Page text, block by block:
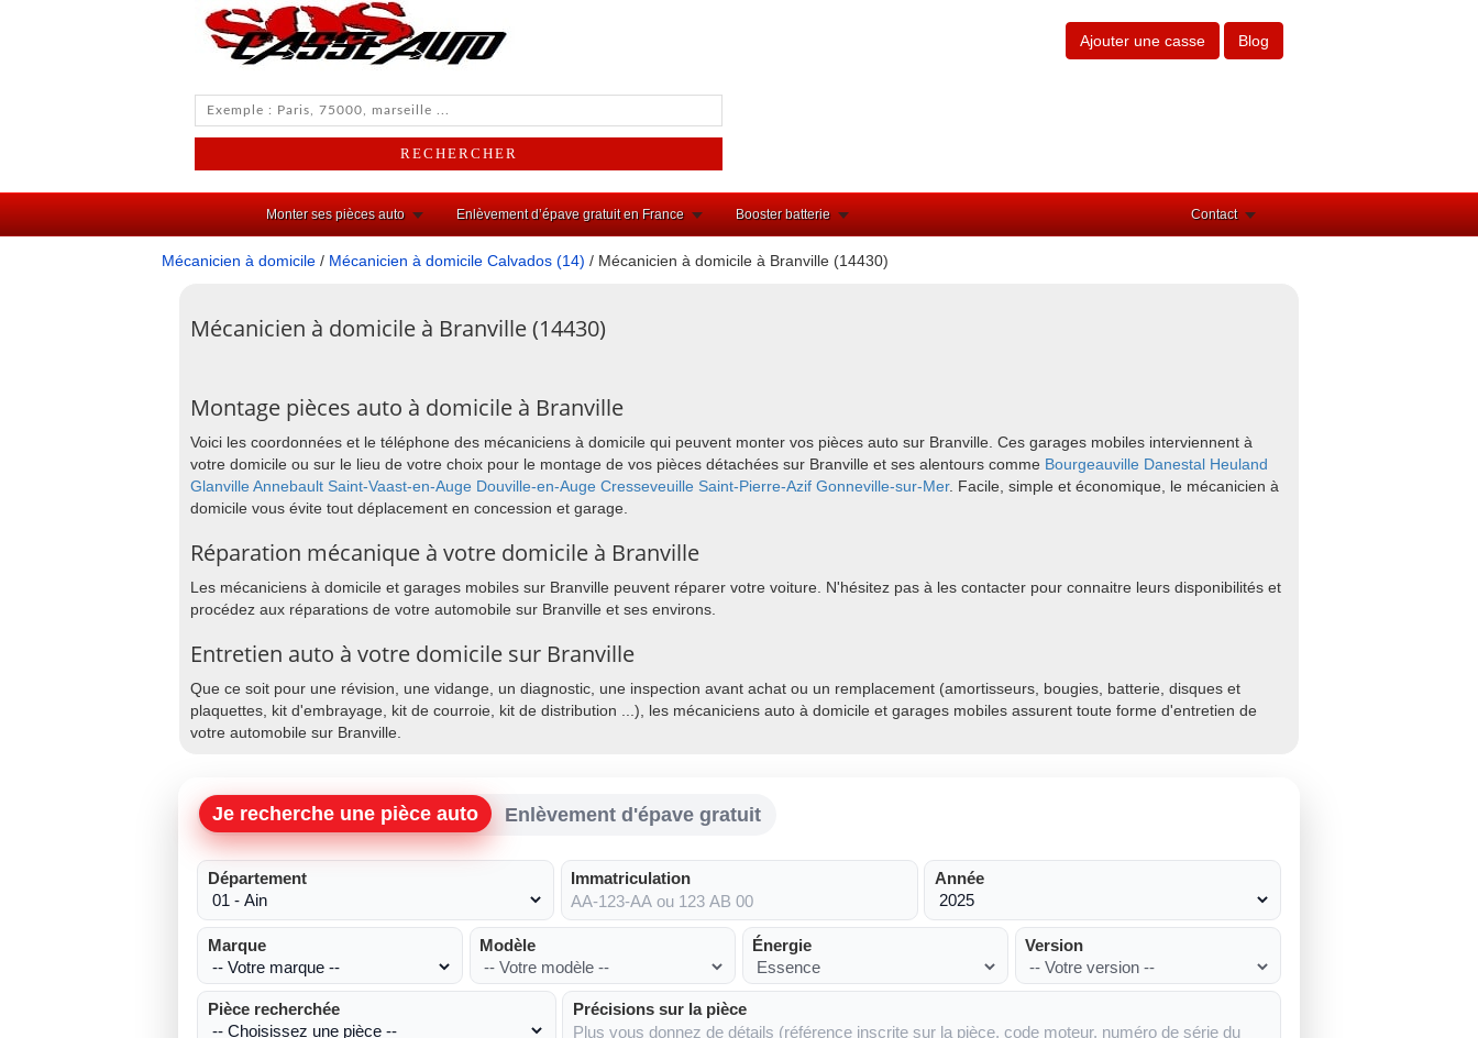
Ajouter une casse Blog
Monter ses pièces auto Enlèvement d’épave gratuit en France Booster batterie Contact
Mécanicien à domicile / Mécanicien à domicile Calvados (14) / Mécanicien à domicile à Branville (14430)
Mécanicien à domicile à Branville (14430)
Montage pièces auto à domicile à Branville
Voici les coordonnées et le téléphone des mécaniciens à domicile qui peuvent monter vos pièces auto sur Branville. Ces garages mobiles interviennent à
votre domicile ou sur le lieu de votre choix pour le montage de vos pièces détachées sur Branville et ses alentours comme Bourgeauville Danestal Heuland
Glanville Annebault Saint-Vaast-en-Auge Douville-en-Auge Cresseveuille Saint-Pierre-Azif Gonneville-sur-Mer. Facile, simple et économique, le mécanicien à
domicile vous évite tout déplacement en concession et garage.
Réparation mécanique à votre domicile à Branville
Les mécaniciens à domicile et garages mobiles sur Branville peuvent réparer votre voiture. N'hésitez pas à les contacter pour connaitre leurs disponibilités et
procédez aux réparations de votre automobile sur Branville et ses environs.
Entretien auto à votre domicile sur Branville
Que ce soit pour une révision, une vidange, un diagnostic, une inspection avant achat ou un remplacement (amortisseurs, bougies, batterie, disques et
plaquettes, kit d'embrayage, kit de courroie, kit de distribution ...), les mécaniciens auto à domicile et garages mobiles assurent toute forme d'entretien de
votre automobile sur Branville.
Je recherche une pièce auto Enlèvement d'épave gratuit
Département Immatriculation Année
Marque Modèle Énergie Version
Pièce recherchée Précisions sur la pièce